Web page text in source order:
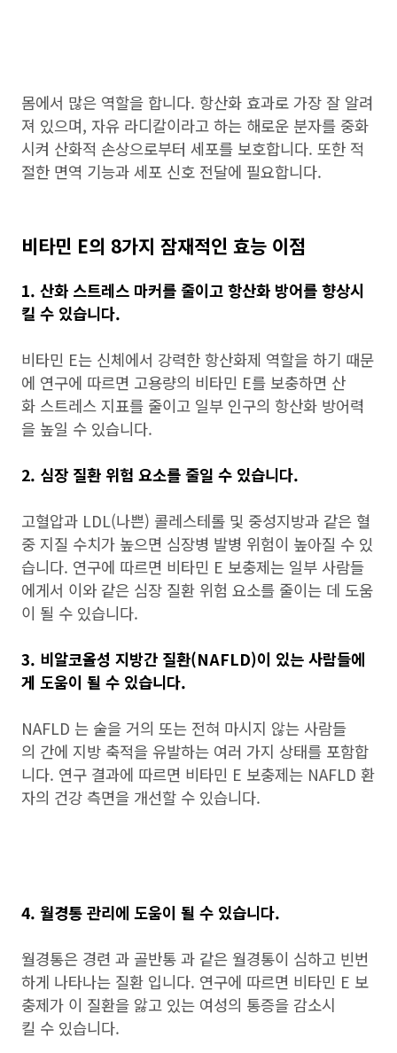
몸에서 많은 역할을 합니다. 항산화 효과로 가장 잘 알려
져 있으며, 자유 라디칼이라고 하는 해로운 분자를 중화
시켜 산화적 손상으로부터 세포를 보호합니다. 또한 적
절한 면역 기능과 세포 신호 전달에 필요합니다.
비타민 E의 8가지 잠재적인 효능 이점
1. 산화 스트레스 마커를 줄이고 항산화 방어를 향상시
킬 수 있습니다.
비타민 E는 신체에서 강력한 항산화제 역할을 하기 때문
에 연구에 따르면 고용량의 비타민 E를 보충하면 산
화 스트레스 지표를 줄이고 일부 인구의 항산화 방어력
을 높일 수 있습니다.
2. 심장 질환 위험 요소를 줄일 수 있습니다.
고혈압과 LDL(나쁜) 콜레스테롤 및 중성지방과 같은 혈
중 지질 수치가 높으면 심장병 발병 위험이 높아질 수 있
습니다. 연구에 따르면 비타민 E 보충제는 일부 사람들
에게서 이와 같은 심장 질환 위험 요소를 줄이는 데 도움
이 될 수 있습니다.
3. 비알코올성 지방간 질환(NAFLD)이 있는 사람들에
게 도움이 될 수 있습니다.
NAFLD 는 술을 거의 또는 전혀 마시지 않는 사람들
의 간에 지방 축적을 유발하는 여러 가지 상태를 포함합
니다. 연구 결과에 따르면 비타민 E 보충제는 NAFLD 환
자의 건강 측면을 개선할 수 있습니다.
4. 월경통 관리에 도움이 될 수 있습니다.
월경통은 경련 과 골반통 과 같은 월경통이 심하고 빈번
하게 나타나는 질환 입니다. 연구에 따르면 비타민 E 보
충제가 이 질환을 앓고 있는 여성의 통증을 감소시
킬 수 있습니다.